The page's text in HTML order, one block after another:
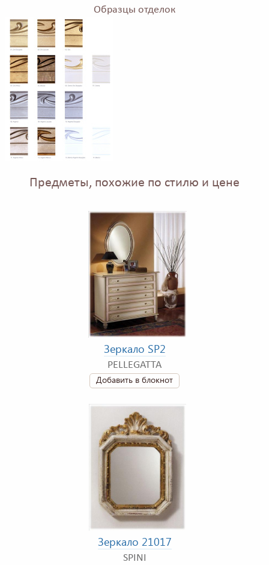
Образцы отделок
Предметы, похожие по стилю и цене
Зеркало SP2
PELLEGATTA
Добавить в блокнот
Зеркало 21017
SPINI